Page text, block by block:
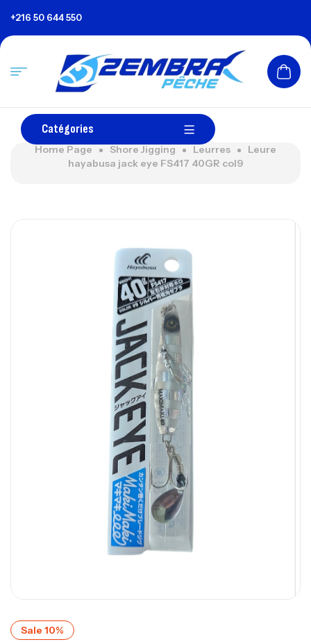
+216 50 644 550
Catégories
Home Page Shore Jigging Leurres
Leure
hayabusa jack eye FS417 40GR col9
Sale 10%